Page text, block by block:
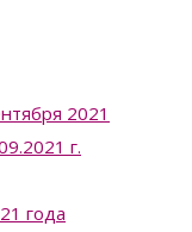
2021
г.
года